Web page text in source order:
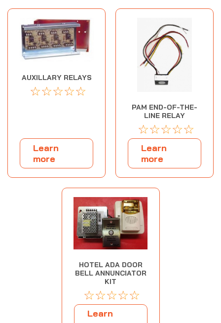
AUXILLARY RELAYS
☆☆☆☆☆
Learn
more
PAM END-OF-THE-
LINE RELAY
☆☆☆☆☆
Learn
more
HOTEL ADA DOOR
BELL ANNUNCIATOR
KIT
☆☆☆☆☆
Learn